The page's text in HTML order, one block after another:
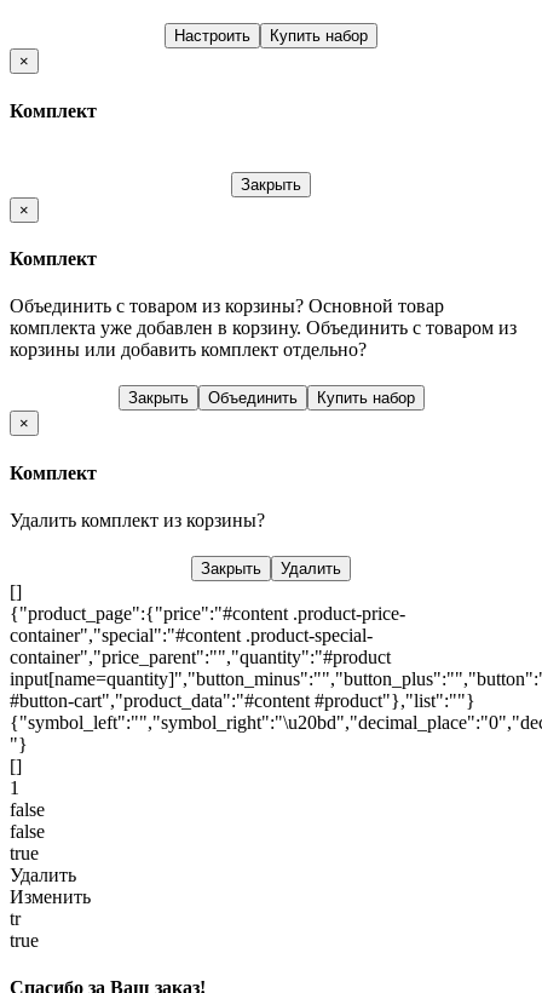
Настроить
Купить набор
×
Комплект
Закрыть
×
Комплект
Объединить с товаром из корзины? Основной товар
комплекта уже добавлен в корзину. Объединить с товаром из
корзины или добавить комплект отдельно?
Закрыть Объединить
Купить набор
×
Комплект
Удалить комплект из корзины?
Закрыть Удалить
[]
{"product_page":{"price":"#content .product-price-
container","special":"#content .product-special-
container","price_parent":"","quantity":"#product
#button-cart","product_data":"#content #product"},"list":""}
"}
[]
1
false
false
true
Удалить
Изменить
tr
true
Спасибо за Ваш заказ!